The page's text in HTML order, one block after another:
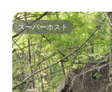
スーパーホスト
スーパーホスト